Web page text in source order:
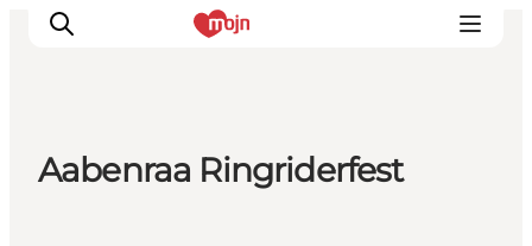
Aabenraa Ringriderfest